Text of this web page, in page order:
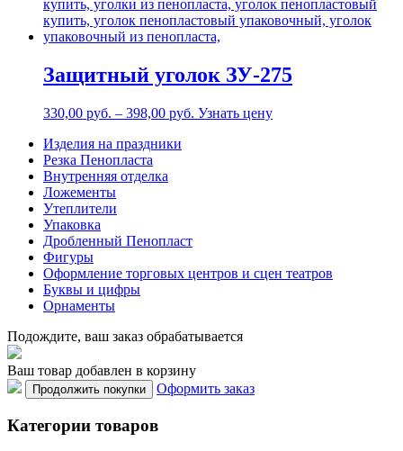
Защитный уголок ЗУ-275
330,00 руб. – 398,00 руб. Узнать цену
Изделия на праздники
Резка Пенопласта
Внутренняя отделка
Ложементы
Утеплители
Упаковка
Дробленный Пенопласт
Фигуры
Оформление торговых центров и сцен театров
Буквы и цифры
Орнаменты
Подождите, ваш заказ обрабатывается
Ваш товар добавлен в корзину
Продолжить покупки Оформить заказ
Категории товаров